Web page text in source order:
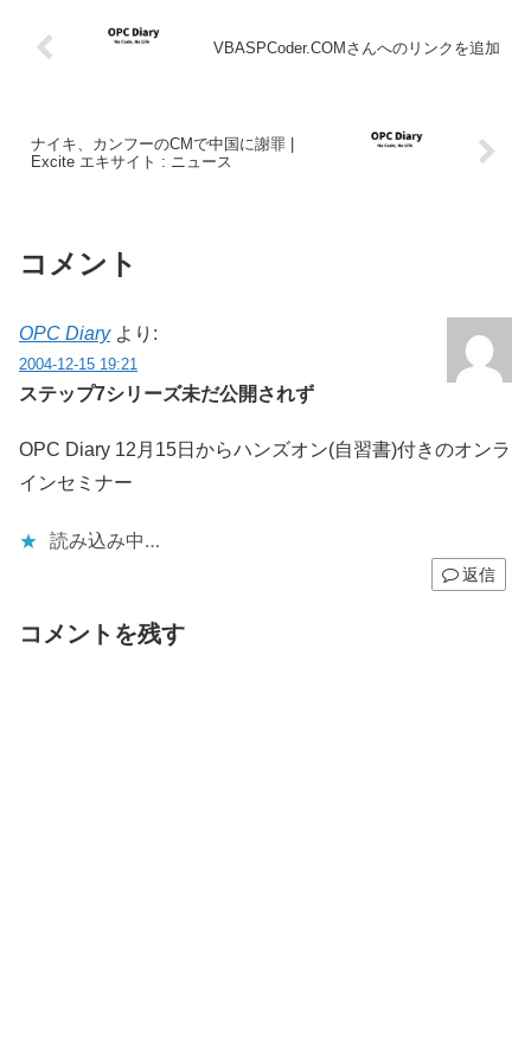
VBASPCoder.COMさんへのリンクを追加
ナイキ、カンフーのCMで中国に謝罪 |
Excite エキサイト : ニュース
コメント
OPC Diary より:
2004-12-15 19:21
ステップ7シリーズ未だ公開されず
OPC Diary 12月15日からハンズオン(自習書)付きのオンラ
インセミナー
読み込み中…
返信
コメントを残す